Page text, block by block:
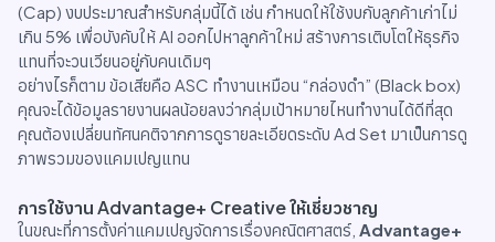
(Cap) งบประมาณสำหรับกลุ่มนี้ได้ เช่น กำหนดให้ใช้งบกับลูกค้าเก่าไม่
เกิน 5% เพื่อบังคับให้ AI ออกไปหาลูกค้าใหม่ สร้างการเติบโตให้ธุรกิจ
แทนที่จะวนเวียนอยู่กับคนเดิมๆ
อย่างไรก็ตาม ข้อเสียคือ ASC ทำงานเหมือน “กล่องดำ” (Black box)
คุณจะได้ข้อมูลรายงานผลน้อยลงว่ากลุ่มเป้าหมายไหนทำงานได้ดีที่สุด
คุณต้องเปลี่ยนทัศนคติจากการดูรายละเอียดระดับ Ad Set มาเป็นการดู
ภาพรวมของแคมเปญแทน
การใช้งาน Advantage+ Creative ให้เชี่ยวชาญ
ในขณะที่การตั้งค่าแคมเปญจัดการเรื่องคณิตศาสตร์, Advantage+